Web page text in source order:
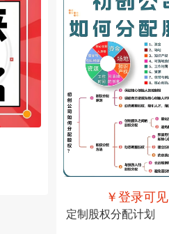
￥登录可见
定制股权分配计划